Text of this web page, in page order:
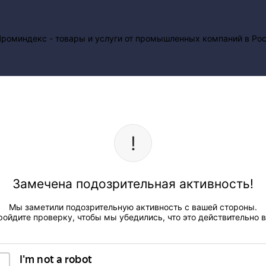
Замечена подозрительная активность!
Мы заметили подозрительную активность с вашей стороны.
проверку, чтобы мы убедились, что это действительно